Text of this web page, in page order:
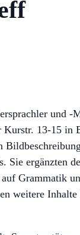
und
13-15 in
Sie ergänzten
Grammatik
weitere